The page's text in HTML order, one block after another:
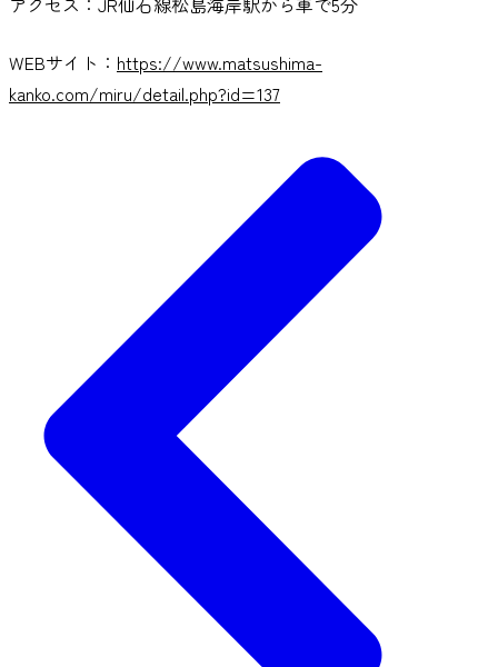
WEBサイト： https://www.matsushima-
kanko.com/miru/detail.php?id=137